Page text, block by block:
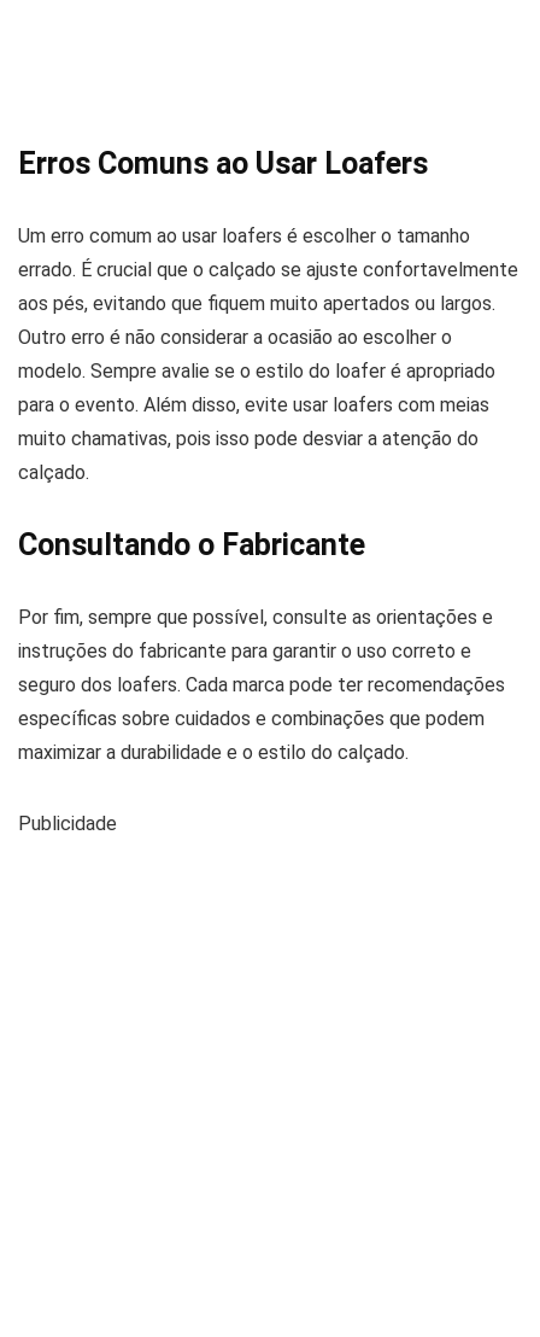
Erros Comuns ao Usar Loafers
Um erro comum ao usar loafers é escolher o tamanho
errado. É crucial que o calçado se ajuste confortavelmente
aos pés, evitando que fiquem muito apertados ou largos.
Outro erro é não considerar a ocasião ao escolher o
modelo. Sempre avalie se o estilo do loafer é apropriado
para o evento. Além disso, evite usar loafers com meias
muito chamativas, pois isso pode desviar a atenção do
calçado.
Consultando o Fabricante
Por fim, sempre que possível, consulte as orientações e
instruções do fabricante para garantir o uso correto e
seguro dos loafers. Cada marca pode ter recomendações
específicas sobre cuidados e combinações que podem
maximizar a durabilidade e o estilo do calçado.
Publicidade